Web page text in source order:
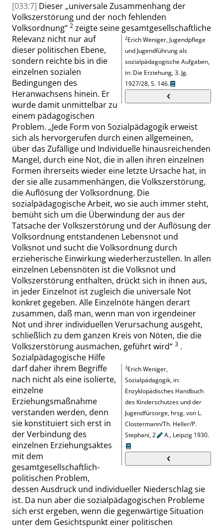
[033:7] Dieser „universale Zusammenhang der
Volkszerstörung und der noch fehlenden
Volksordnung“ 2
2Erich Weniger, Jugendpflege
und Jugendführung als
sozialpädagogische Aufgaben,
in: Die Erziehung, 3. Jg.
1927/28,S. 146.
zeigte seine gesamtgesellschaftliche
Relevanz nicht nur auf
dieser politischen Ebene,
sondern reichte bis in die
einzelnen sozialen
Bedingungen des
Heranwachsens hinein. Er
wurde damit unmittelbar zu
einem pädagogischen
Problem. „Jede Form von Sozialpädagogik erweist
sich als hervorgerufen durch einen allgemeinen,
über das Zufällige und Individuelle hinausreichenden
Mangel, durch eine Not, die in allen ihren einzelnen
Formen ihrerseits wieder eine letzte Ursache hat, in
der sie alle zusammenhängen, die Volkszerstörung,
die Auflösung der Volksordnung. Die
sozialpädagogische Arbeit, wo sie auch immer steht,
bemüht sich um die Überwindung der aus der
Tatsache der Volkszerstörung und der Auflösung der
Volksordnung entstandenen Lebensnot und
Volksnot und sucht die Volksordnung durch
erzieherische Einwirkung wiederherzustellen. In allen
einzelnen Lebensnöten ist die Volksnot und
Volkszerstörung enthalten, drückt sich in ihnen aus,
in jeder Einzelnot ist zugleich die universale Not
konkret gegeben. Alle Einzelnöte hängen derart
zusammen, daß man, wenn man von irgendeiner
Not und ihrer individuellen Verursachung ausgeht,
schließlich zu dem ganzen Kreis von Nöten, die die
Volkszerstörung ausmachen, geführt wird“ 3
3Erich Weniger,
Sozialpädagogik, in:
Enzyklopädisches Handbuch
des Kinderschutzes und der
Jugendfürsorge, hrsg. von L.
Clostermann/Th. Heller/P.
Stephani,2 A., Leipzig 1930.
.
Sozialpädagogische Hilfe
darf daher ihrem Begriffe
nach nicht als eine isolierte,
einzelne
Erziehungsmaßnahme
verstanden werden, denn
sie konstituiert sich erst in
der Verbindung des
einzelnen Erziehungsaktes
mit dem
gesamtgesellschaftlich-
politischen Problem,
dessen Ausdruck und individueller Niederschlag sie
ist. Da nun aber die sozialpädagogischen Probleme
sich erst ergeben, wenn die gegenwärtige Situation
unter dem Gesichtspunkt einer politischen